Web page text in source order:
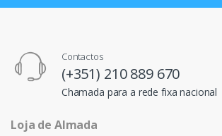
Contactos
(+351) 210 889 670
Chamada para a rede fixa nacional
Loja de Almada